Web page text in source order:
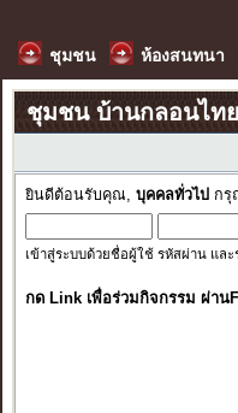
ชุมชน ห้องสนทนา
ชุมชน บ้านกลอนไท
ยินดีต้อนรับคุณ, บุคคลทั่วไป กรุ
เข้าสู่ระบบด้วยชื่อผู้ใช้ รหัสผ่าน และ
กด Link เพื่อร่วมกิจกรรม ผ่า